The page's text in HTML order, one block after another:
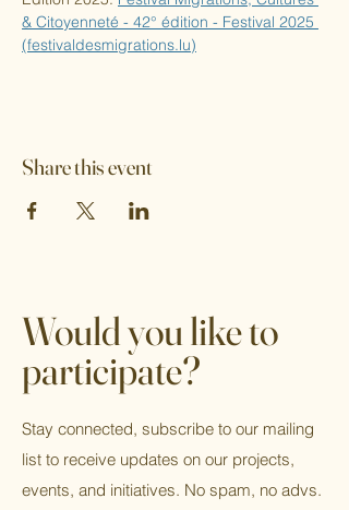
& Citoyenneté - 42° édition - Festival 2025
(festivaldesmigrations.lu)
Share this event
Would you like to
participate?
Stay connected, subscribe to our mailing
list to receive updates on our projects,
events, and initiatives. No spam, no advs.